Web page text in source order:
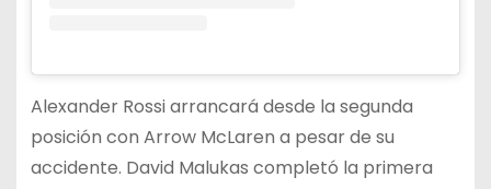
Alexander Rossi arrancará desde la segunda
posición con Arrow McLaren a pesar de su
accidente. David Malukas completó la primera